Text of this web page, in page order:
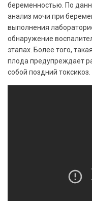
беременностью. По
анализ мочи при
выполнения
обнаружение
этапах. Более того,
плода предупреждает
собой поздний токсикоз.